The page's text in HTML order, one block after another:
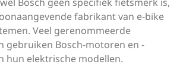
fabrikant van e-bike
Veel gerenommeerde
gebruiken Bosch-motoren en -
hun elektrische modellen.